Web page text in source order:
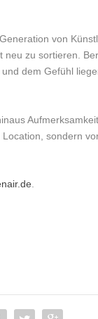
von
zu sortieren.
dem Gefühl
sondern